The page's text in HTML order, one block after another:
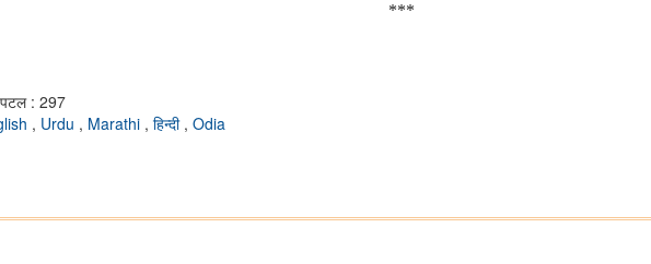
***
: 297
, Urdu , Marathi , हिन्दी , Odia